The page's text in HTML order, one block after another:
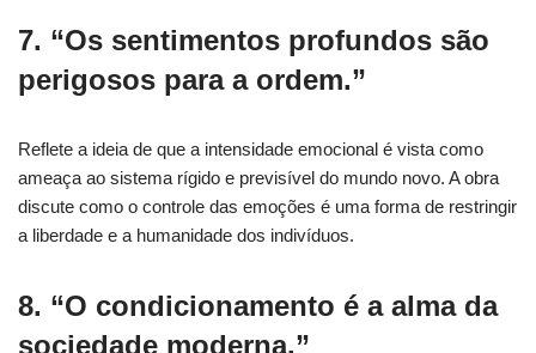
7. “Os sentimentos profundos são
perigosos para a ordem.”
Reflete a ideia de que a intensidade emocional é vista como
ameaça ao sistema rígido e previsível do mundo novo. A obra
discute como o controle das emoções é uma forma de restringir
a liberdade e a humanidade dos indivíduos.
8. “O condicionamento é a alma da
sociedade moderna.”